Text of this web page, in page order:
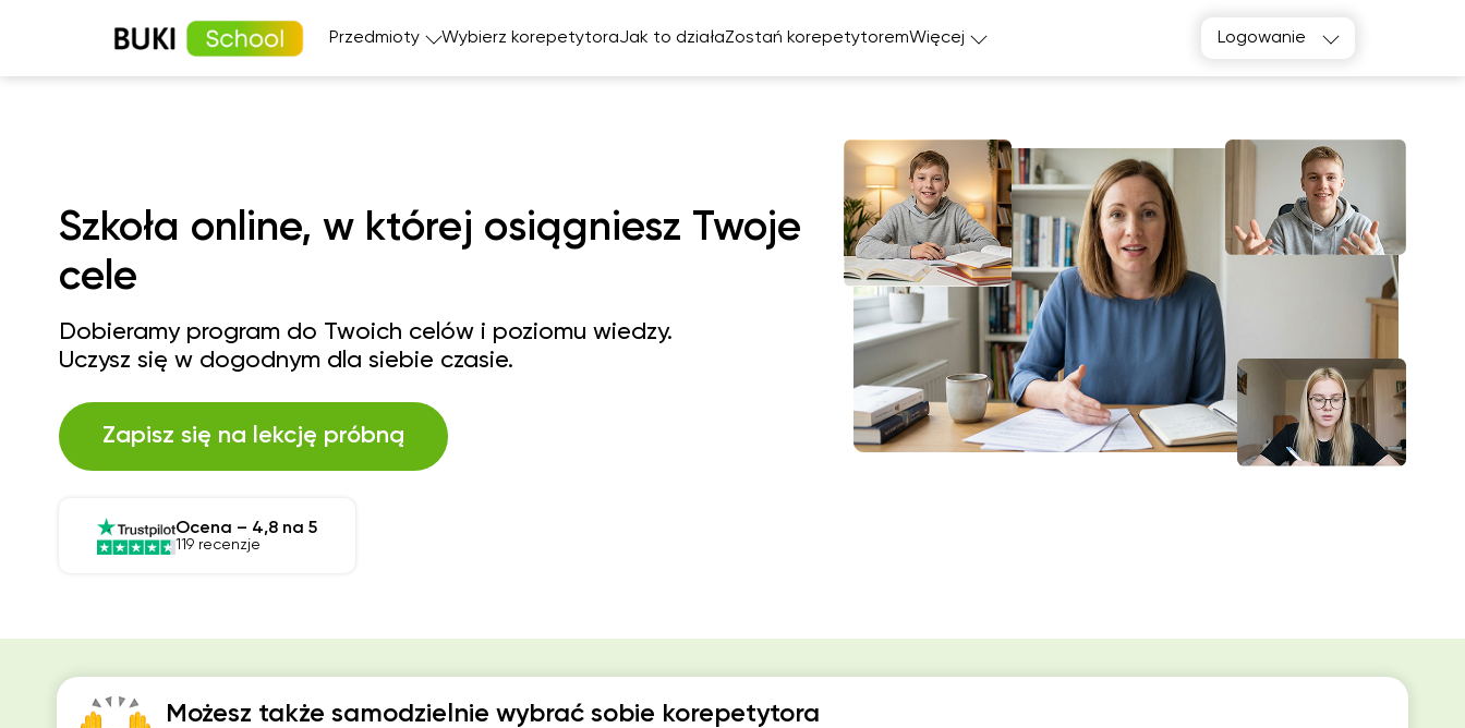
Przedmioty
Język polski
Chemia
Język niemiecki
Język hiszpański
Wybierz korepetytoraJak to działaZostań korepetytoremWięcej Logowanie
Możesz także samodzielnie wybrać sobie korepetytora
Szkoła online, w której osiągniesz Twoje
cele
Dobieramy program do Twoich celów i poziomu wiedzy.
Uczysz się w dogodnym dla siebie czasie.
Zapisz się na lekcję próbną
Ocena – 4,8 na 5
119 recenzje
Tak, poproszę